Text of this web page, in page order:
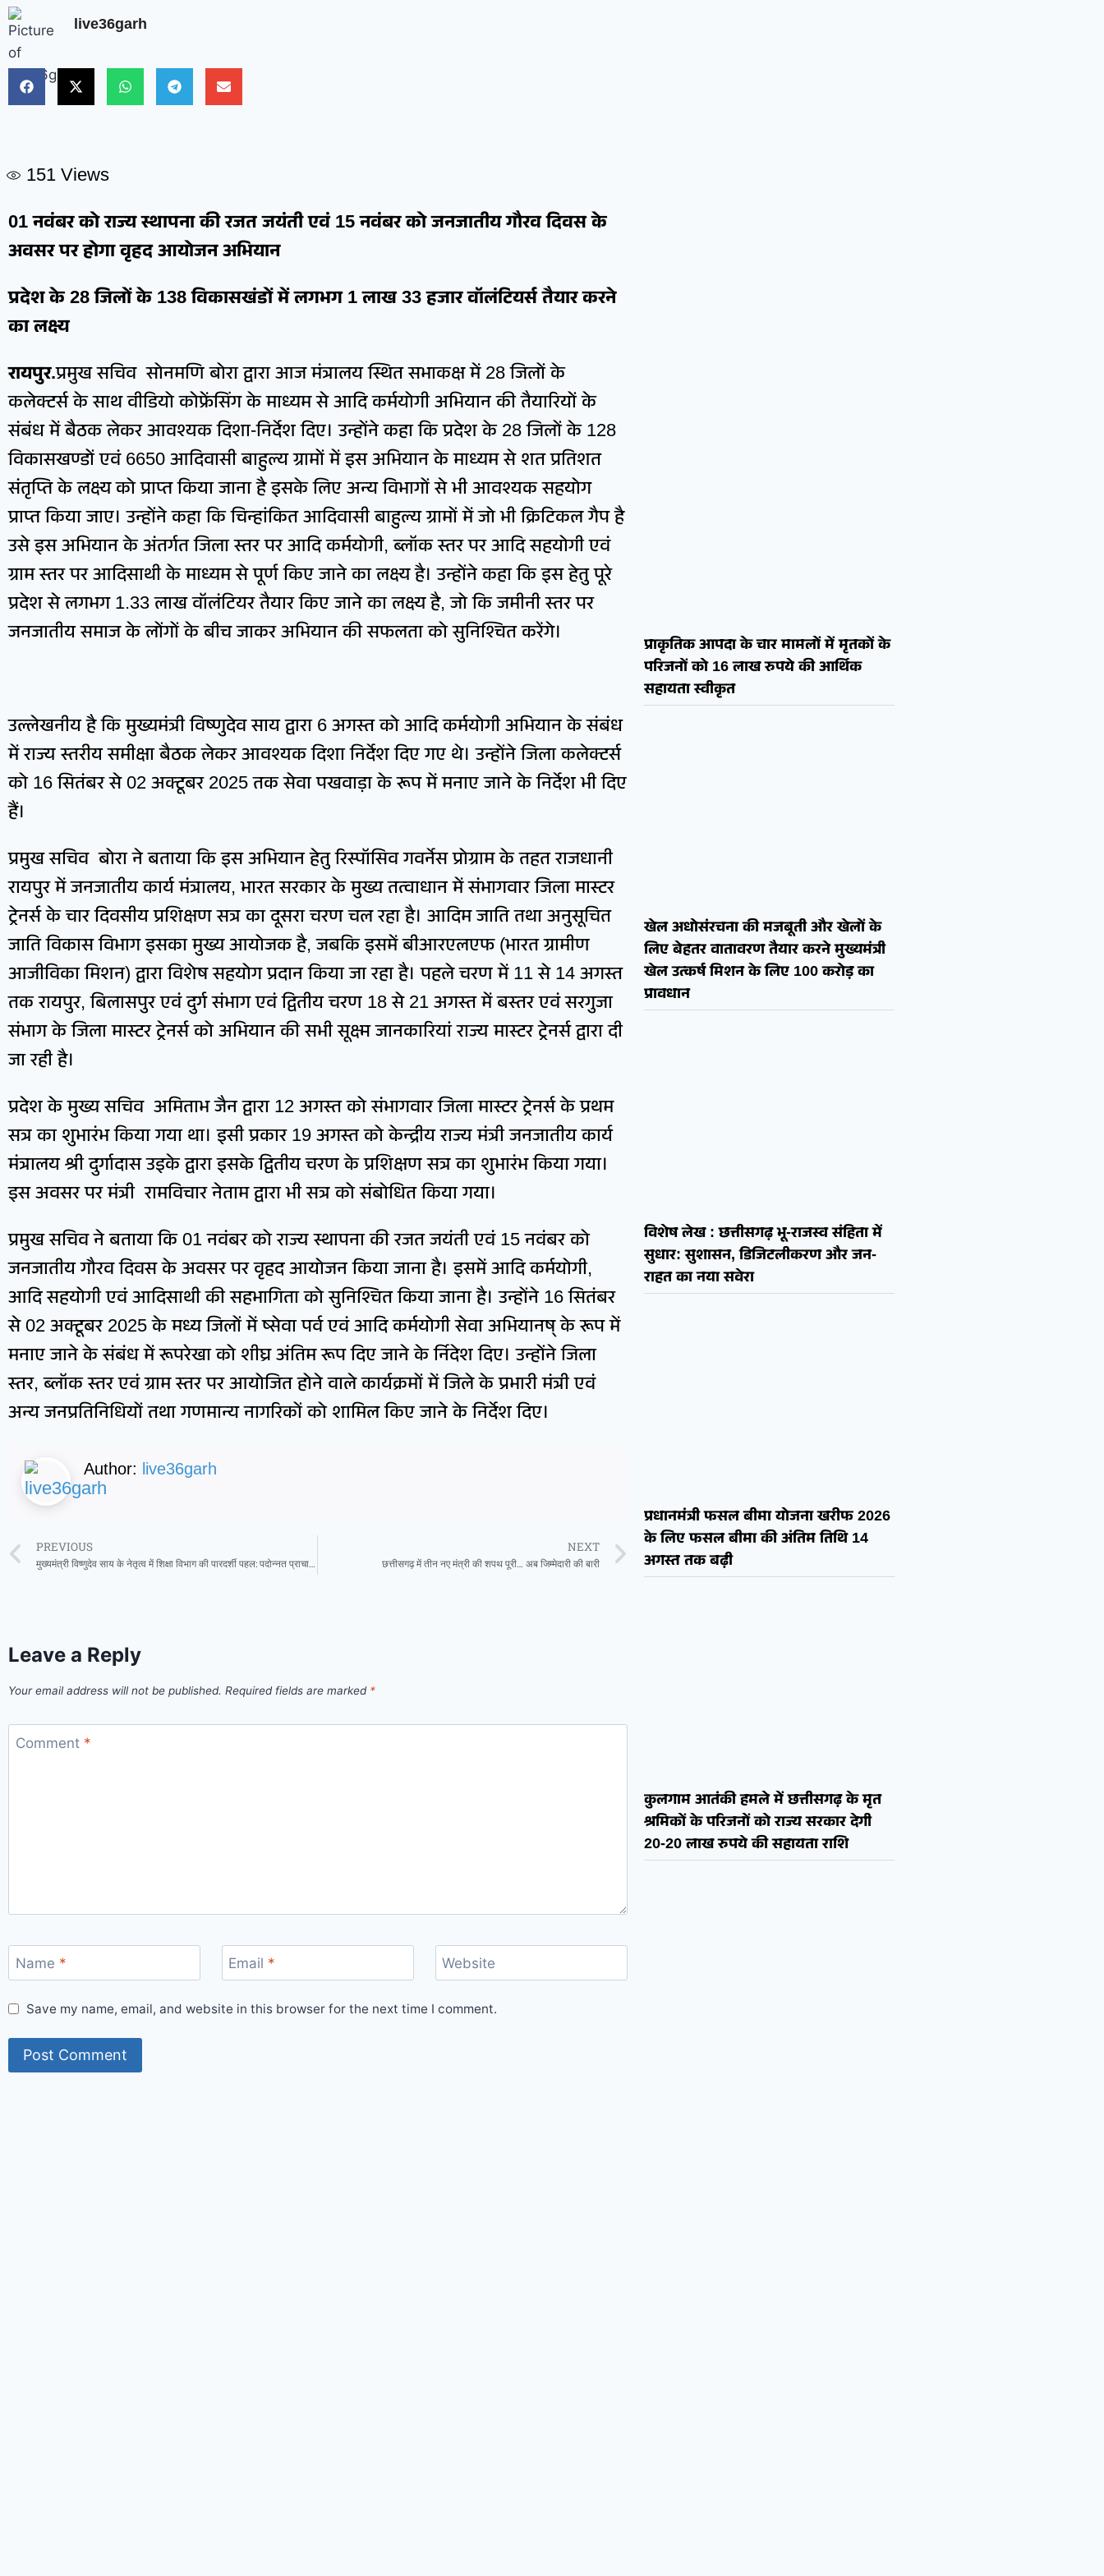
live36garh
151 Views
01 नवंबर को राज्य स्थापना की रजत जयंती एवं 15 नवंबर को जनजातीय गौरव दिवस के
अवसर पर होगा वृहद आयोजन अभियान
प्रदेश के 28 जिलों के 138 विकासखंडों में लगभग 1 लाख 33 हजार वॉलंटियर्स तैयार करने
का लक्ष्य
रायपुर.प्रमुख सचिव सोनमणि बोरा द्वारा आज मंत्रालय स्थित सभाकक्ष में 28 जिलों के
कलेक्टर्स के साथ वीडियो कोफ्रेंसिंग के माध्यम से आदि कर्मयोगी अभियान की तैयारियों के
संबंध में बैठक लेकर आवश्यक दिशा-निर्देश दिए। उन्होंने कहा कि प्रदेश के 28 जिलों के 128
विकासखण्डों एवं 6650 आदिवासी बाहुल्य ग्रामों में इस अभियान के माध्यम से शत प्रतिशत
संतृप्ति के लक्ष्य को प्राप्त किया जाना है इसके लिए अन्य विभागों से भी आवश्यक सहयोग
प्राप्त किया जाए। उन्होंने कहा कि चिन्हांकित आदिवासी बाहुल्य ग्रामों में जो भी क्रिटिकल गैप है
उसे इस अभियान के अंतर्गत जिला स्तर पर आदि कर्मयोगी, ब्लॉक स्तर पर आदि सहयोगी एवं
ग्राम स्तर पर आदिसाथी के माध्यम से पूर्ण किए जाने का लक्ष्य है। उन्होंने कहा कि इस हेतु पूरे
प्रदेश से लगभग 1.33 लाख वॉलंटियर तैयार किए जाने का लक्ष्य है, जो कि जमीनी स्तर पर
जनजातीय समाज के लोंगों के बीच जाकर अभियान की सफलता को सुनिश्चित करेंगे।
उल्लेखनीय है कि मुख्यमंत्री विष्णुदेव साय द्वारा 6 अगस्त को आदि कर्मयोगी अभियान के संबंध
में राज्य स्तरीय समीक्षा बैठक लेकर आवश्यक दिशा निर्देश दिए गए थे। उन्होंने जिला कलेक्टर्स
को 16 सितंबर से 02 अक्टूबर 2025 तक सेवा पखवाड़ा के रूप में मनाए जाने के निर्देश भी दिए
हैं।
प्रमुख सचिव बोरा ने बताया कि इस अभियान हेतु रिस्पॉसिव गवर्नेस प्रोग्राम के तहत राजधानी
रायपुर में जनजातीय कार्य मंत्रालय, भारत सरकार के मुख्य तत्वाधान में संभागवार जिला मास्टर
ट्रेनर्स के चार दिवसीय प्रशिक्षण सत्र का दूसरा चरण चल रहा है। आदिम जाति तथा अनुसूचित
जाति विकास विभाग इसका मुख्य आयोजक है, जबकि इसमें बीआरएलएफ (भारत ग्रामीण
आजीविका मिशन) द्वारा विशेष सहयोग प्रदान किया जा रहा है। पहले चरण में 11 से 14 अगस्त
तक रायपुर, बिलासपुर एवं दुर्ग संभाग एवं द्वितीय चरण 18 से 21 अगस्त में बस्तर एवं सरगुजा
संभाग के जिला मास्टर ट्रेनर्स को अभियान की सभी सूक्ष्म जानकारियां राज्य मास्टर ट्रेनर्स द्वारा दी
जा रही है।
प्रदेश के मुख्य सचिव अमिताभ जैन द्वारा 12 अगस्त को संभागवार जिला मास्टर ट्रेनर्स के प्रथम
सत्र का शुभारंभ किया गया था। इसी प्रकार 19 अगस्त को केन्द्रीय राज्य मंत्री जनजातीय कार्य
मंत्रालय श्री दुर्गादास उइके द्वारा इसके द्वितीय चरण के प्रशिक्षण सत्र का शुभारंभ किया गया।
इस अवसर पर मंत्री रामविचार नेताम द्वारा भी सत्र को संबोधित किया गया।
प्रमुख सचिव ने बताया कि 01 नवंबर को राज्य स्थापना की रजत जयंती एवं 15 नवंबर को
जनजातीय गौरव दिवस के अवसर पर वृहद आयोजन किया जाना है। इसमें आदि कर्मयोगी,
आदि सहयोगी एवं आदिसाथी की सहभागिता को सुनिश्चित किया जाना है। उन्होंने 16 सितंबर
से 02 अक्टूबर 2025 के मध्य जिलों में ष्सेवा पर्व एवं आदि कर्मयोगी सेवा अभियानष् के रूप में
मनाए जाने के संबंध में रूपरेखा को शीघ्र अंतिम रूप दिए जाने के र्निदेश दिए। उन्होंने जिला
स्तर, ब्लॉक स्तर एवं ग्राम स्तर पर आयोजित होने वाले कार्यक्रमों में जिले के प्रभारी मंत्री एवं
अन्य जनप्रतिनिधियों तथा गणमान्य नागरिकों को शामिल किए जाने के निर्देश दिए।
Author: live36garh
PREVIOUS
मुख्यमंत्री विष्णुदेव साय के नेतृत्व में शिक्षा विभाग की पारदर्शी पहल: पदोन्नत प्राचार्यों की ऑनलाइन काउंसिलिंग प्रारम्भ
NEXT
छत्तीसगढ़ में तीन नए मंत्री की शपथ पूरी… अब जिम्मेदारी की बारी
Leave a Reply
Your email address will not be published. Required fields are marked *
Comment *
Name * Email * Website
Save my name, email, and website in this browser for the next time I comment.
प्राकृतिक आपदा के चार मामलों में मृतकों के
परिजनों को 16 लाख रुपये की आर्थिक
सहायता स्वीकृत
खेल अधोसंरचना की मजबूती और खेलों के
लिए बेहतर वातावरण तैयार करने मुख्यमंत्री
खेल उत्कर्ष मिशन के लिए 100 करोड़ का
प्रावधान
विशेष लेख : छत्तीसगढ़ भू-राजस्व संहिता में
सुधार: सुशासन, डिजिटलीकरण और जन-
राहत का नया सवेरा
प्रधानमंत्री फसल बीमा योजना खरीफ 2026
के लिए फसल बीमा की अंतिम तिथि 14
अगस्त तक बढ़ी
कुलगाम आतंकी हमले में छत्तीसगढ़ के मृत
श्रमिकों के परिजनों को राज्य सरकार देगी
20-20 लाख रुपये की सहायता राशि